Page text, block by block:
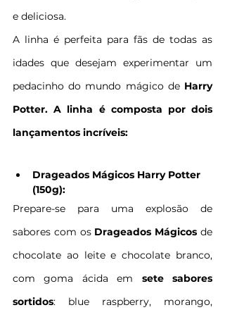
e deliciosa.
A linha é perfeita para fãs de todas as
idades que desejam experimentar um
pedacinho do mundo mágico de Harry
Potter. A linha é composta por dois
lançamentos incríveis:
Drageados Mágicos Harry Potter
(150g):
Prepare-se para uma explosão de
sabores com os Drageados Mágicos de
chocolate ao leite e chocolate branco,
com goma ácida em sete sabores
sortidos: blue raspberry, morango,